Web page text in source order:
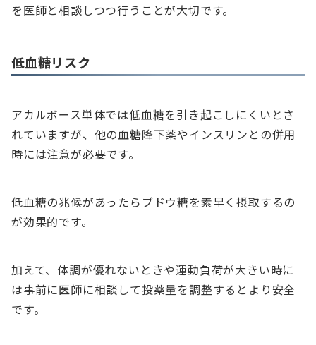
を医師と相談しつつ行うことが大切です。
低血糖リスク
アカルボース単体では低血糖を引き起こしにくいとさ
れていますが、他の血糖降下薬やインスリンとの併用
時には注意が必要です。
低血糖の兆候があったらブドウ糖を素早く摂取するの
が効果的です。
加えて、体調が優れないときや運動負荷が大きい時に
は事前に医師に相談して投薬量を調整するとより安全
です。